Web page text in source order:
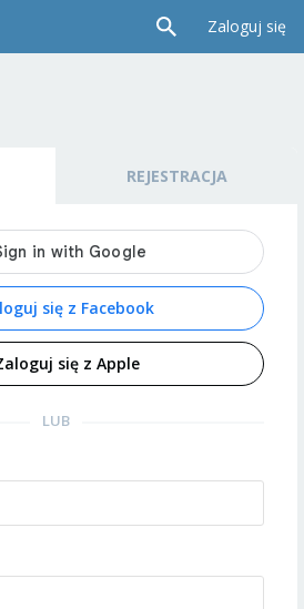
Zaloguj się
REJESTRACJA
się z Facebook
się z Apple
LUB